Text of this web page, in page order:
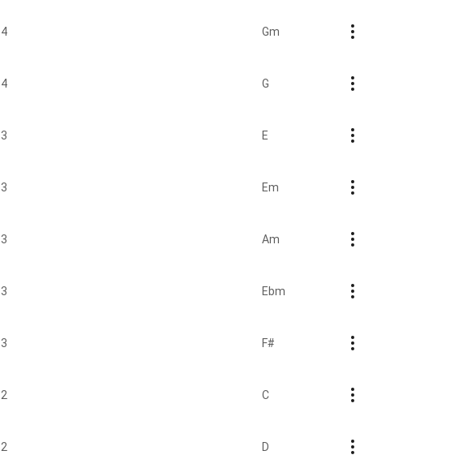
4 Gm
4 G
3 E
3 Em
3 Am
3 Ebm
3 F#
2 C
2 D